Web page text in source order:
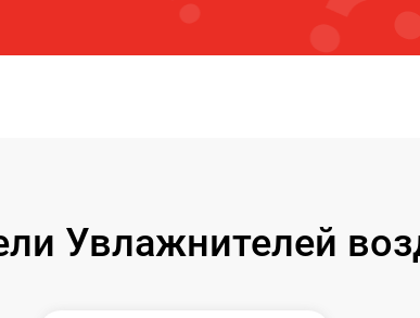
Увлажнителей